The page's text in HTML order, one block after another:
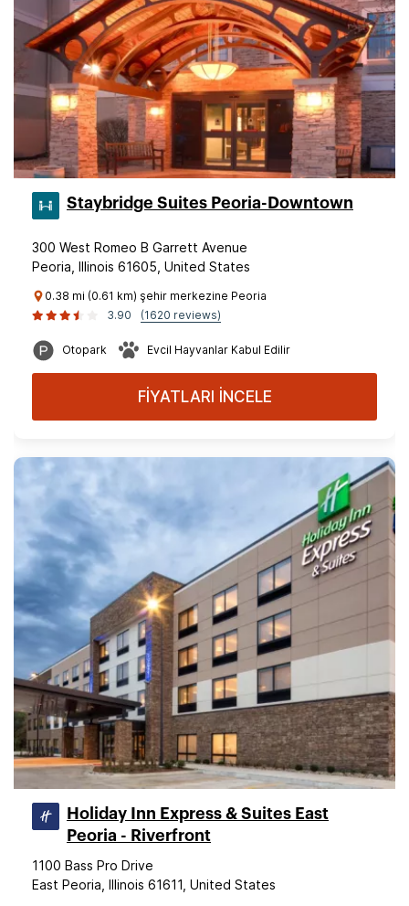
Staybridge Suites Peoria-Downtown
300 West Romeo B Garrett Avenue
Peoria, Illinois 61605, United States
0.38 mi (0.61 km) şehir merkezine Peoria
3.90
(1620 reviews)
Otopark Evcil Hayvanlar Kabul Edilir
FİYATLARI İNCELE
Holiday Inn Express & Suites East
Peoria - Riverfront
1100 Bass Pro Drive
East Peoria, Illinois 61611, United States